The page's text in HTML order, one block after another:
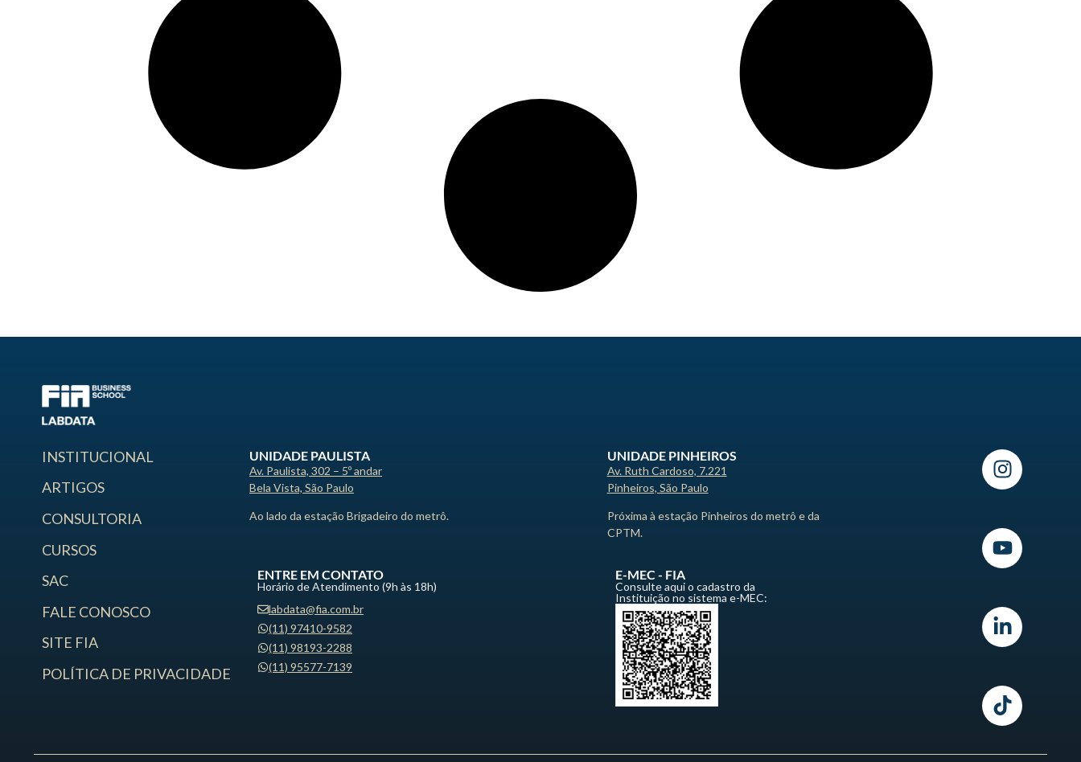
INSTITUCIONAL
ARTIGOS
CONSULTORIA
CURSOS
SAC
FALE CONOSCO
SITE FIA
POLÍTICA DE PRIVACIDADE
UNIDADE PAULISTA
Av. Paulista, 302 – 5º andar
Bela Vista, São Paulo
Ao lado da estação Brigadeiro do metrô.
UNIDADE PINHEIROS
Av. Ruth Cardoso, 7.221
Pinheiros, São Paulo
Próxima à estação Pinheiros do metrô e da
CPTM.
ENTRE EM CONTATO
Horário de Atendimento (9h às 18h)
labdata@fia.com.br
(11) 97410-9582
(11) 98193-2288
(11) 95577-7139
E-MEC - FIA
Consulte aqui o cadastro da
Instituição no sistema e-MEC: